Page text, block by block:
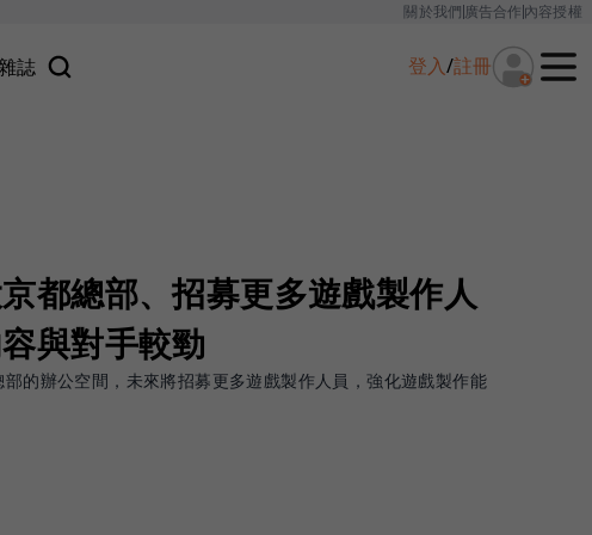
關於我們廣告合作內容授權
誌 登入/註冊
都總部、招募更多遊戲製作人
與對手較勁
的辦公空間，未來將招募更多遊戲製作人員，強化遊戲製作能